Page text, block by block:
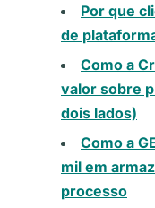
Por que
de
Como a
valor sobre
dois lados)
Como a
mil em
processo